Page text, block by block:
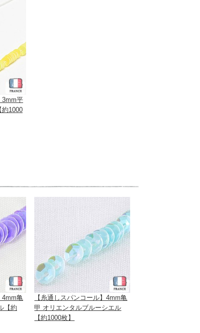
3mm平
約1000
4mm亀
【約
【糸通しスパンコール】4mm亀
甲 オリエンタルブルーシエル
【約1000枚】